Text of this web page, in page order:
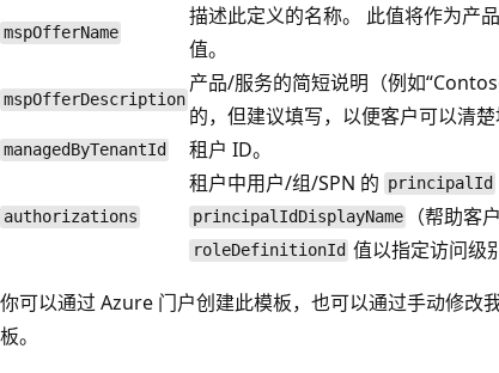
mspOfferName
描述此定义的名称。 此值将作为产
值。
mspOfferDescription
产品/服务的简短说明（例如
的，但建议填写，以便客户可以清楚
managedByTenantId 租户 ID。
authorizations
租户中用户/组/SPN 的 principalId
principalIdDisplayName （帮助客
roleDefinitionId 值以指定访问级
你可以通过 Azure 门户创建此模板，也可以通过手动修改
板。